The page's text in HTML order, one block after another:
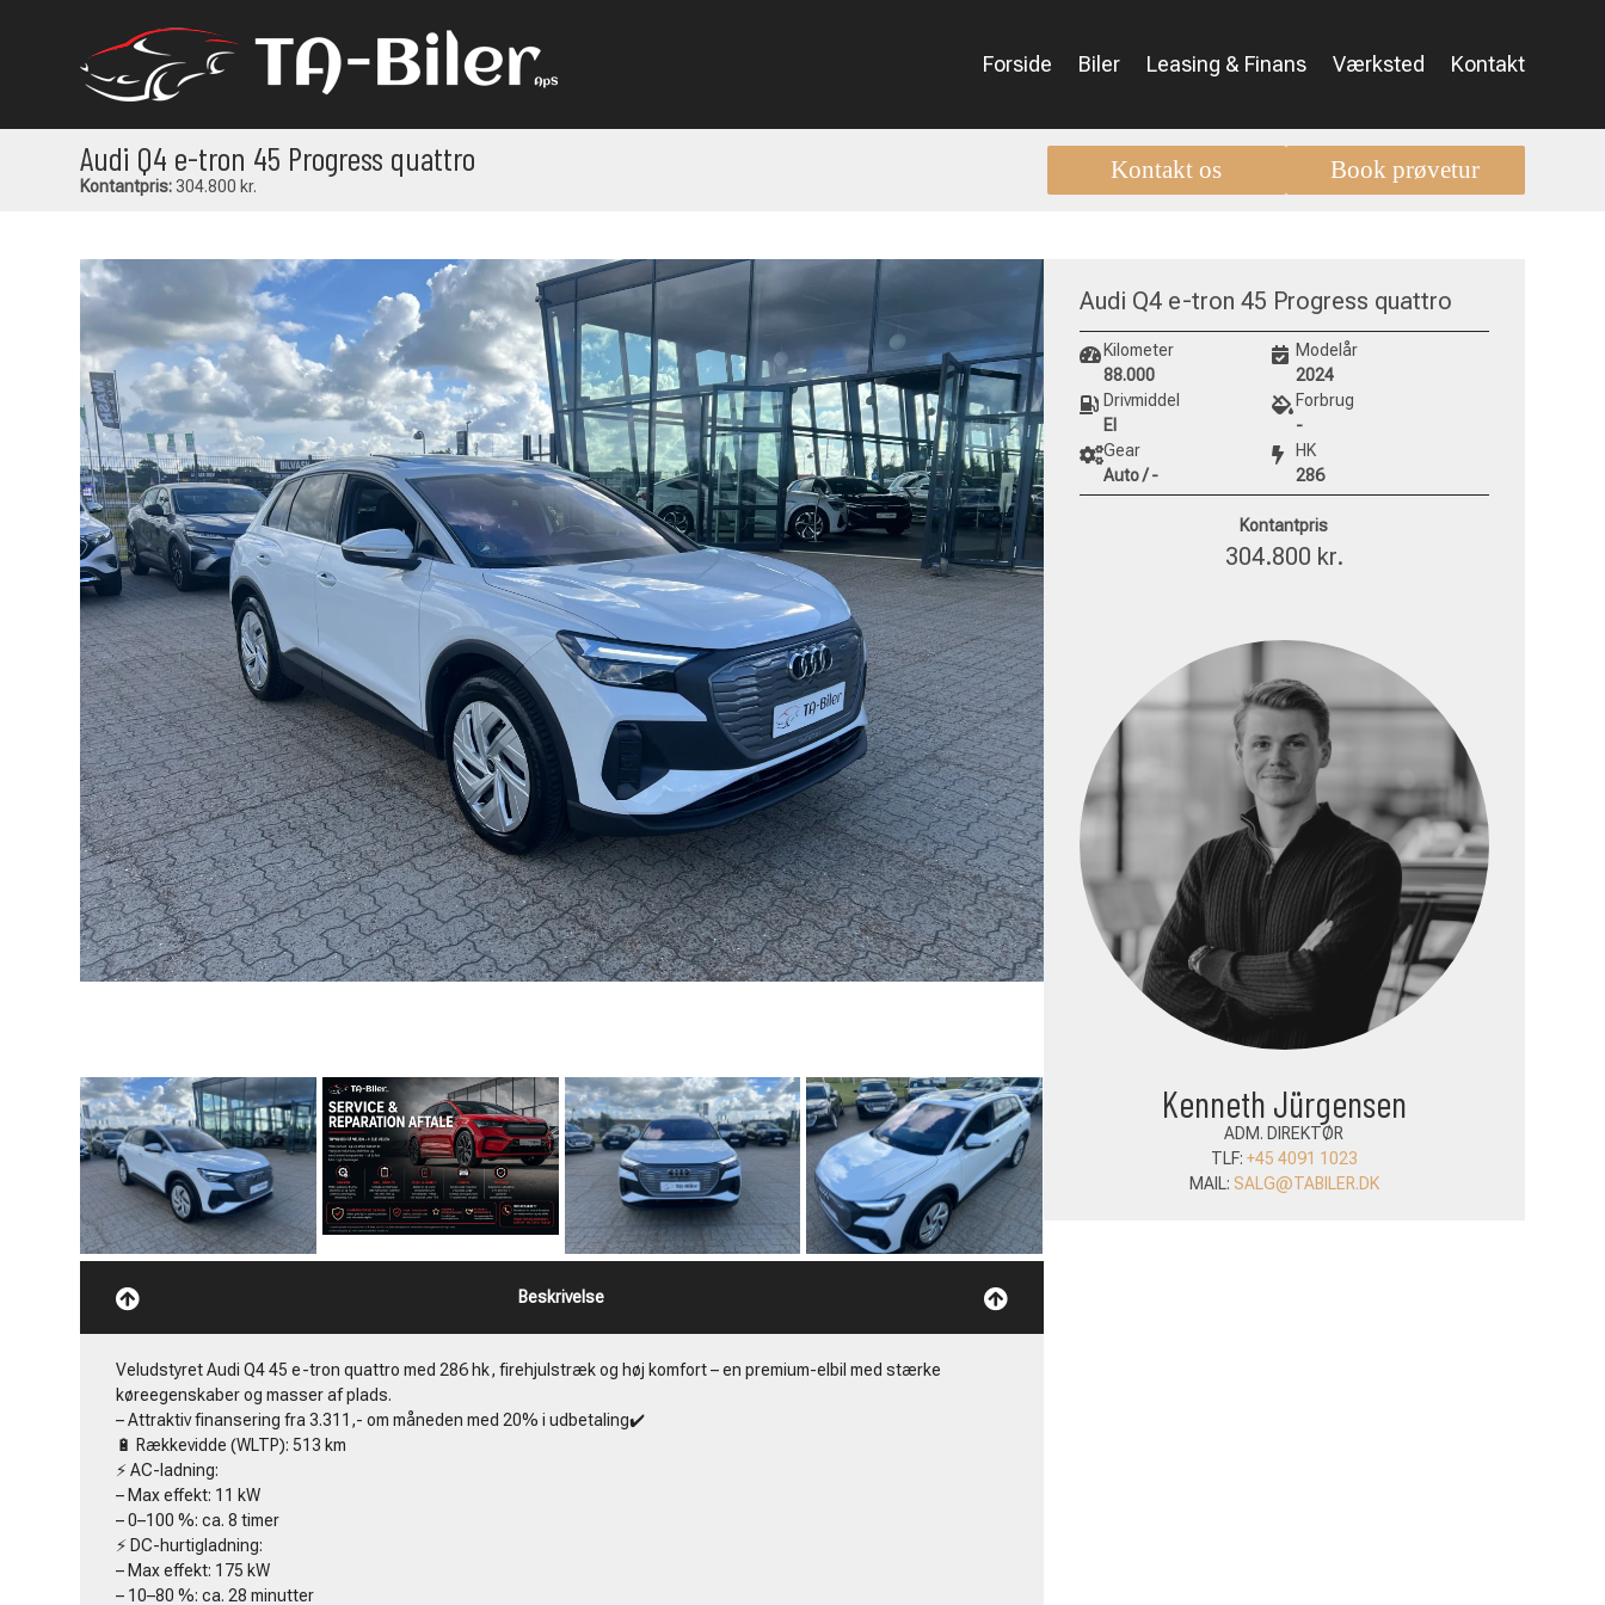
Forside Biler Leasing & Finans Værksted Kontakt
Audi Q4 e-tron 45 Progress quattro
Kontantpris:304.800 kr.
Kontakt os Book prøvetur
Beskrivelse
Veludstyret Audi Q4 45 e-tron quattro med 286 hk, firehjulstræk og høj komfort – en premium-elbil med stærke
køreegenskaber og masser af plads.
– Attraktiv finansering fra 3.311,- om måneden med 20% i udbetaling✔️
🔋 Rækkevidde (WLTP): 513 km
⚡ AC-ladning:
– Max effekt: 11 kW
– 0–100 %: ca. 8 timer
⚡ DC-hurtigladning:
– Max effekt: 175 kW
– 10–80 %: ca. 28 minutter
Audi Q4 e-tron 45 Progress quattro
Kilometer
88.000
Modelår
2024
Drivmiddel
El
Forbrug
-
Gear
Auto / -
HK
286
Kontantpris
304.800 kr.
Bjørn Lund
SÆLGER
TLF:+45 6066 5722
MAIL: BJORN@TABILER.DK
Kenneth Jürgensen
ADM. DIREKTØR
TLF:+45 4091 1023
MAIL:SALG@TABILER.DK